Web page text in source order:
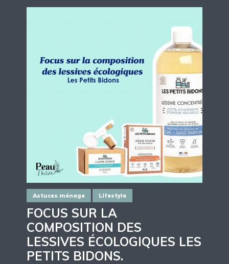
Astuces ménage Lifestyle
FOCUS SUR LA
COMPOSITION DES
LESSIVES ÉCOLOGIQUES LES
PETITS BIDONS.